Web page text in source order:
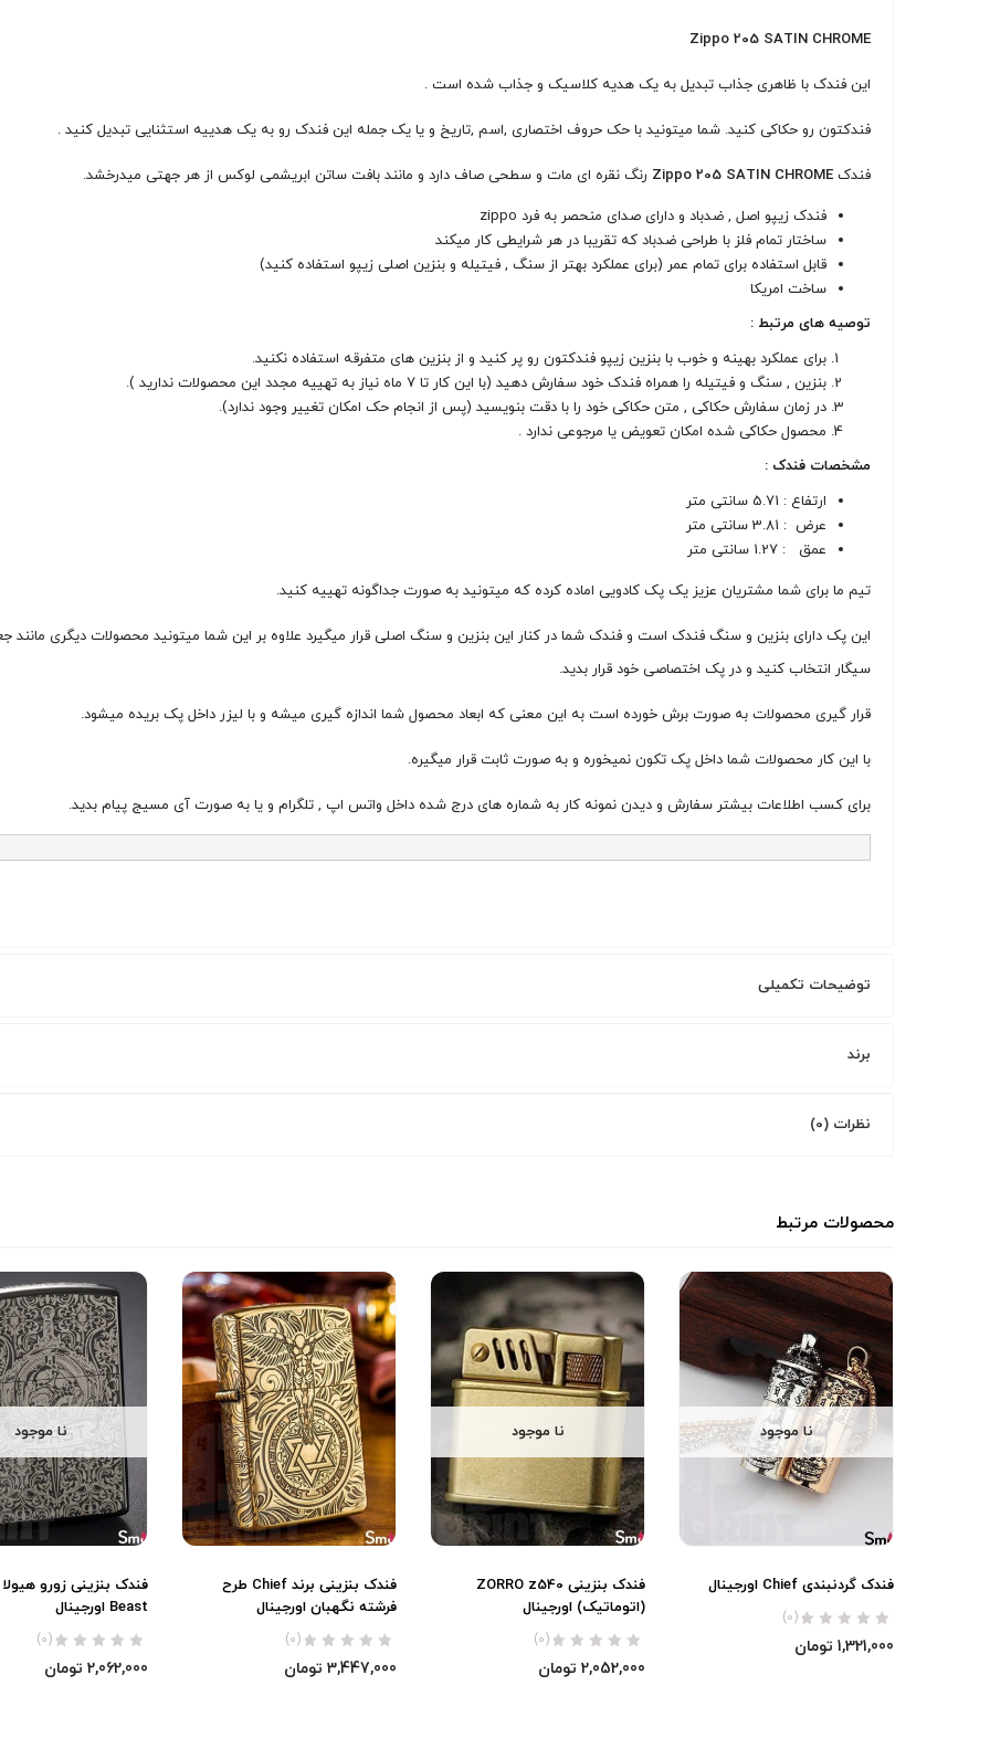
Zippo 205 SATIN CHROME
این فندک با ظاهری جذاب تبدیل به یک هدیه کلاسیک و جذاب شده است .
فندکتون رو حکاکی کنید. شما میتونید با حک حروف اختصاری ,اسم ,تاریخ و یا یک جمله این فندک رو به یک هدییه استثنایی تبدیل کنید .
فندک Zippo 205 SATIN CHROME رنگ نقره ای مات و سطحی صاف دارد و مانند بافت ساتن ابریشمی لوکس از هر جهتی میدرخشد.
فندک زیپو اصل , ضدباد و دارای صدای منحصر به فرد zippo
ساختار تمام فلز با طراحی ضدباد که تقریبا در هر شرایطی کار میکند
قابل استفاده برای تمام عمر (برای عملکرد بهتر از سنگ , فیتیله و بنزین اصلی زیپو استفاده کنید)
ساخت امریکا
توصیه های مرتبط :
برای عملکرد بهینه و خوب با بنزین زیپو فندکتون رو پر کنید و از بنزین های متفرقه استفاده نکنید.
بنزین , سنگ و فیتیله را همراه فندک خود سفارش دهید (با این کار تا 7 ماه نیاز به تهییه مجدد این محصولات ندارید ).
در زمان سفارش حکاکی , متن حکاکی خود را با دقت بنویسید (پس از انجام حک امکان تغییر وجود ندارد).
محصول حکاکی شده امکان تعویض یا مرجوعی ندارد .
مشخصات فندک :
ارتفاع : 5.71 سانتی متر
عرض : 3.81 سانتی متر
عمق : 1.27 سانتی متر
تیم ما برای شما مشتریان عزیز یک پک کادویی اماده کرده که میتونید به صورت جداگونه تهییه کنید.
این پک دارای بنزین و سنگ فندک است و فندک شما در کنار این بنزین و سنگ اصلی قرار میگیرد علاوه بر این شما میتونید محصولات دیگری مانند
سیگار انتخاب کنید و در پک اختصاصی خود قرار بدید.
قرار گیری محصولات به صورت برش خورده است به این معنی که ابعاد محصول شما اندازه گیری میشه و با لیزر داخل پک بریده میشود.
با این کار محصولات شما داخل پک تکون نمیخوره و به صورت ثابت قرار میگیره.
برای کسب اطلاعات بیشتر سفارش و دیدن نمونه کار به شماره های درج شده داخل واتس اپ , تلگرام و یا به صورت آی مسیج پیام بدید.
توضیحات تکمیلی
برند
نظرات (0)
محصولات مرتبط
نا موجود
فندک گردنبندی Chief اورجینال
(0)
1,321,000 تومان
نا موجود
فندک بنزینی ZORRO z540
(اتوماتیک) اورجینال
(0)
2,052,000 تومان
فندک بنزینی برند Chief طرح
فرشته نگهبان اورجینال
(0)
3,447,000 تومان
نا موجود
Beast اورجینال
(0)
2,062,000 تومان